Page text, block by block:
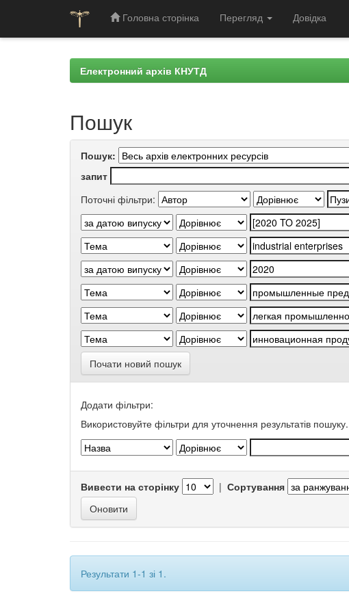
Головна сторінка Перегляд Довідка
Електронний архів КНУТД
Пошук
Пошук:
запит
Поточні фільтри:
Почати новий пошук
Додати фільтри:
Використовуйте фільтри для уточнення результатів пошуку.
Вивести на сторінку | Сортування
Результати 1-1 зі 1.